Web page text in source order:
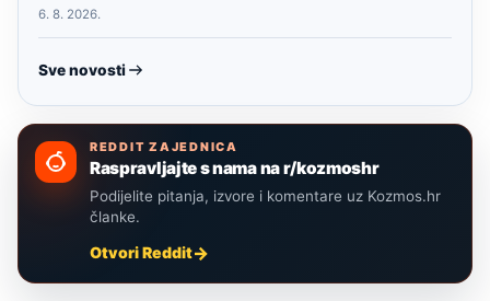
6. 8. 2026.
Sve novosti
REDDIT ZAJEDNICA
Raspravljajte s nama na r/kozmoshr
Podijelite pitanja, izvore i komentare uz Kozmos.hr
članke.
Otvori Reddit